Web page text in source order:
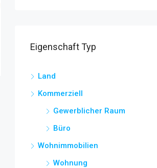
Eigenschaft Typ
Land
Kommerziell
Gewerblicher Raum
Büro
Wohnimmobilien
Wohnung